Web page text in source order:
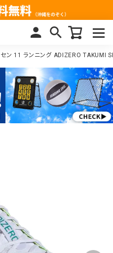
セン 11 ランニング ADIZERO TAKUMI